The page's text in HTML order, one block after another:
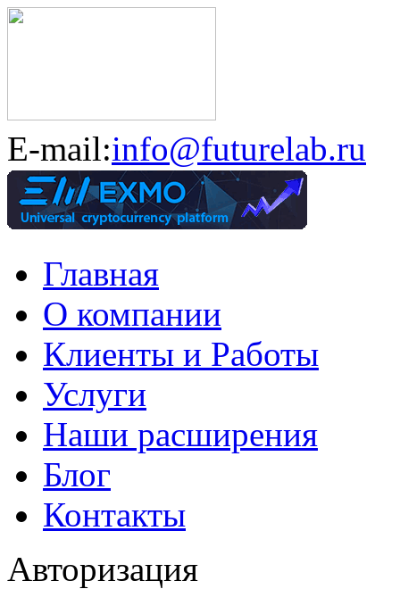
E-mail:info@futurelab.ru
Главная
О компании
Клиенты и Работы
Услуги
Наши расширения
Блог
Контакты
Авторизация